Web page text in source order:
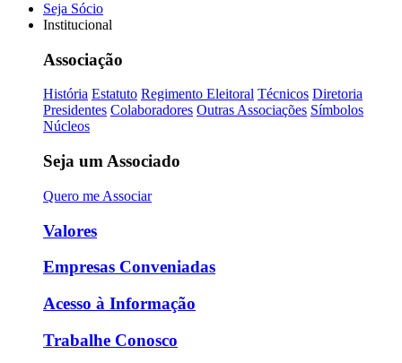
Seja Sócio
Institucional
Associação
História Estatuto Regimento Eleitoral Técnicos Diretoria
Presidentes Colaboradores Outras Associações Símbolos
Núcleos
Seja um Associado
Quero me Associar
Valores
Empresas Conveniadas
Acesso à Informação
Trabalhe Conosco